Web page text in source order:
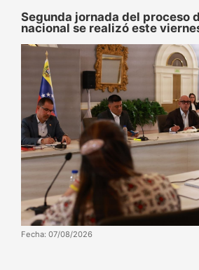
Segunda jornada del proceso
nacional se realizó este
Fecha: 07/08/2026